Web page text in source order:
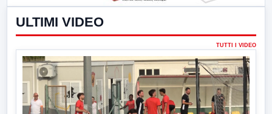
ULTIMI VIDEO
TUTTI I VIDEO